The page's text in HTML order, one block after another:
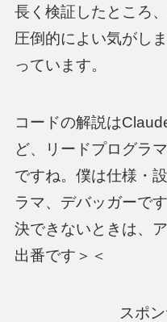
長く検証したところ
圧倒的によい気がし
っています。
コードの解説は
ど、リードプログラ
ですね。僕は仕様・
ラマ、デバッガーで
決できないときは、
出番です＞＜
スポ